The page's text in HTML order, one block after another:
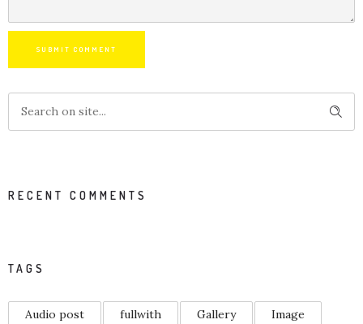
SUBMIT COMMENT
RECENT COMMENTS
TAGS
Audio post fullwith Gallery Image